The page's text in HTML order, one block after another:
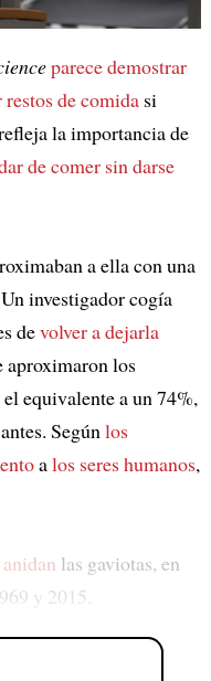
parece demostrar
restos de comida si
la importancia de
de comer sin darse
a ella con una
investigador cogía
devolver a dejarla
aproximaron los
equivalente a un 74%,
Segúnlos
alos seres humanos,
anidan las gaviotas, en
y 2015.